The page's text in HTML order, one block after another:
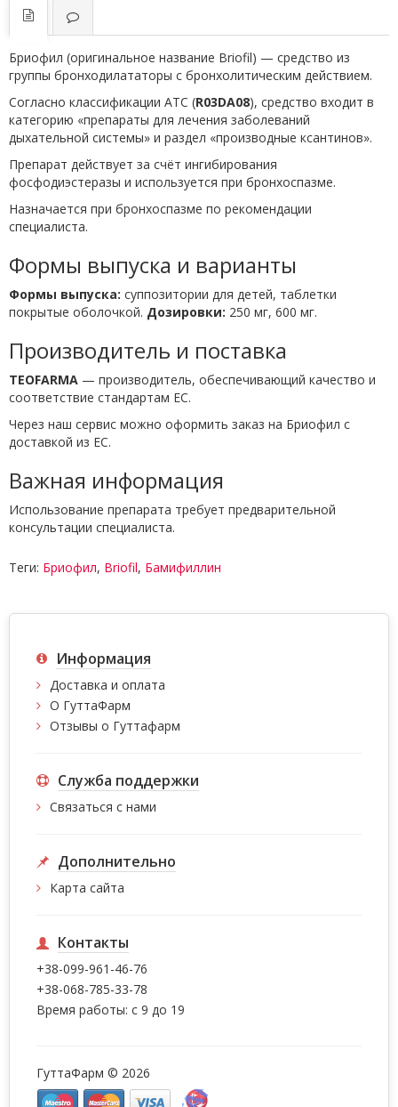
Бриофил (оригинальное название Briofil) — средство из
группы бронходилататоры с бронхолитическим действием.
Согласно классификации ATC (R03DA08), средство входит в
категорию «препараты для лечения заболеваний
дыхательной системы» и раздел «производные ксантинов».
Препарат действует за счёт ингибирования
фосфодиэстеразы и используется при бронхоспазме.
Назначается при бронхоспазме по рекомендации
специалиста.
Формы выпуска и варианты
Формы выпуска: суппозитории для детей, таблетки
покрытые оболочкой. Дозировки: 250 мг, 600 мг.
Производитель и поставка
TEOFARMA — производитель, обеспечивающий качество и
соответствие стандартам ЕС.
Через наш сервис можно оформить заказ на Бриофил с
доставкой из ЕС.
Важная информация
Использование препарата требует предварительной
консультации специалиста.
Теги: Бриофил, Briofil, Бамифиллин
Информация
Доставка и оплата
О ГуттаФарм
Отзывы о Гуттафарм
Служба поддержки
Связаться с нами
Дополнительно
Карта сайта
Контакты
+38-099-961-46-76
+38-068-785-33-78
Время работы: с 9 до 19
ГуттаФарм © 2026